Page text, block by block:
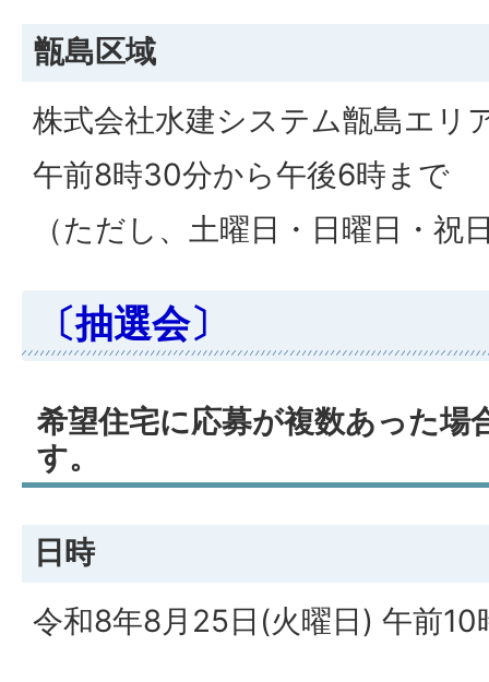
甑島区域
株式会社水建システム甑島エリ
午前8時30分から午後6時まで
（ただし、土曜日・日曜日・祝
〔抽選会〕
希望住宅に応募が複数あった場
す。
日時
令和8年8月25日(火曜日) 午前10